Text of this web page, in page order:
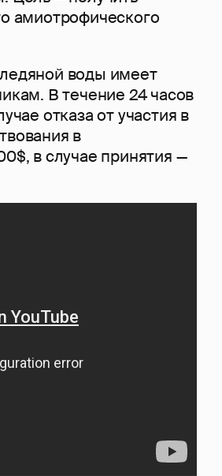
амиотрофического
воды имеет
В течение 24 часов
отказа от участия в
в
в случае принятия —